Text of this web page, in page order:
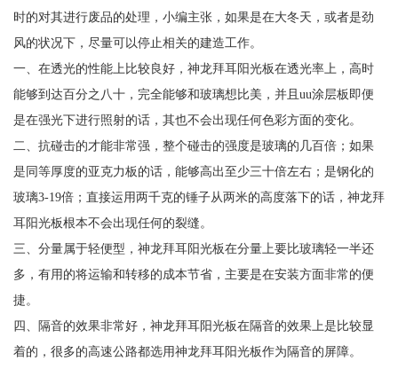
时的对其进行废品的处理，小编主张，如果是在大冬天，或者是劲
风的状况下，尽量可以停止相关的建造工作。
一、在透光的性能上比较良好，神龙拜耳阳光板在透光率上，高时
能够到达百分之八十，完全能够和玻璃想比美，并且uu涂层板即便
是在强光下进行照射的话，其也不会出现任何色彩方面的变化。
二、抗碰击的才能非常强，整个碰击的强度是玻璃的几百倍；如果
是同等厚度的亚克力板的话，能够高出至少三十倍左右；是钢化的
玻璃3-19倍；直接运用两千克的锤子从两米的高度落下的话，神龙拜
耳阳光板根本不会出现任何的裂缝。
三、分量属于轻便型，神龙拜耳阳光板在分量上要比玻璃轻一半还
多，有用的将运输和转移的成本节省，主要是在安装方面非常的便
捷。
四、隔音的效果非常好，神龙拜耳阳光板在隔音的效果上是比较显
着的，很多的高速公路都选用神龙拜耳阳光板作为隔音的屏障。